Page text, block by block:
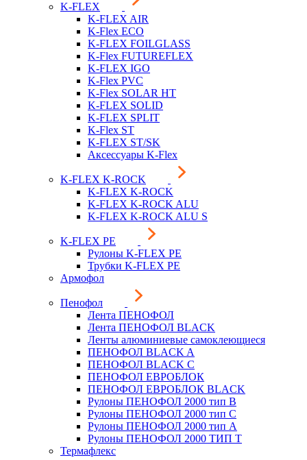
K-FLEX
K-FLEX AIR
K-Flex ECO
K-FLEX FOILGLASS
K-Flex FUTUREFLEX
K-FLEX IGO
K-Flex PVC
K-Flex SOLAR HT
K-FLEX SOLID
K-FLEX SPLIT
K-Flex ST
K-FLEX ST/SK
Аксессуары K-Flex
K-FLEX K-ROCK
K-FLEX K-ROCK
K-FLEX K-ROCK ALU
K-FLEX K-ROCK ALU S
K-FLEX PE
Рулоны K-FLEX PE
Трубки K-FLEX PE
Армофол
Пенофол
Лента ПЕНОФОЛ
Лента ПЕНОФОЛ BLACK
Ленты алюминиевые самоклеющиеся
ПЕНОФОЛ BLACK A
ПЕНОФОЛ BLACK С
ПЕНОФОЛ ЕВРОБЛОК
ПЕНОФОЛ ЕВРОБЛОК BLACK
Рулоны ПЕНОФОЛ 2000 тип B
Рулоны ПЕНОФОЛ 2000 тип C
Рулоны ПЕНОФОЛ 2000 тип А
Рулоны ПЕНОФОЛ 2000 ТИП Т
Термафлекс